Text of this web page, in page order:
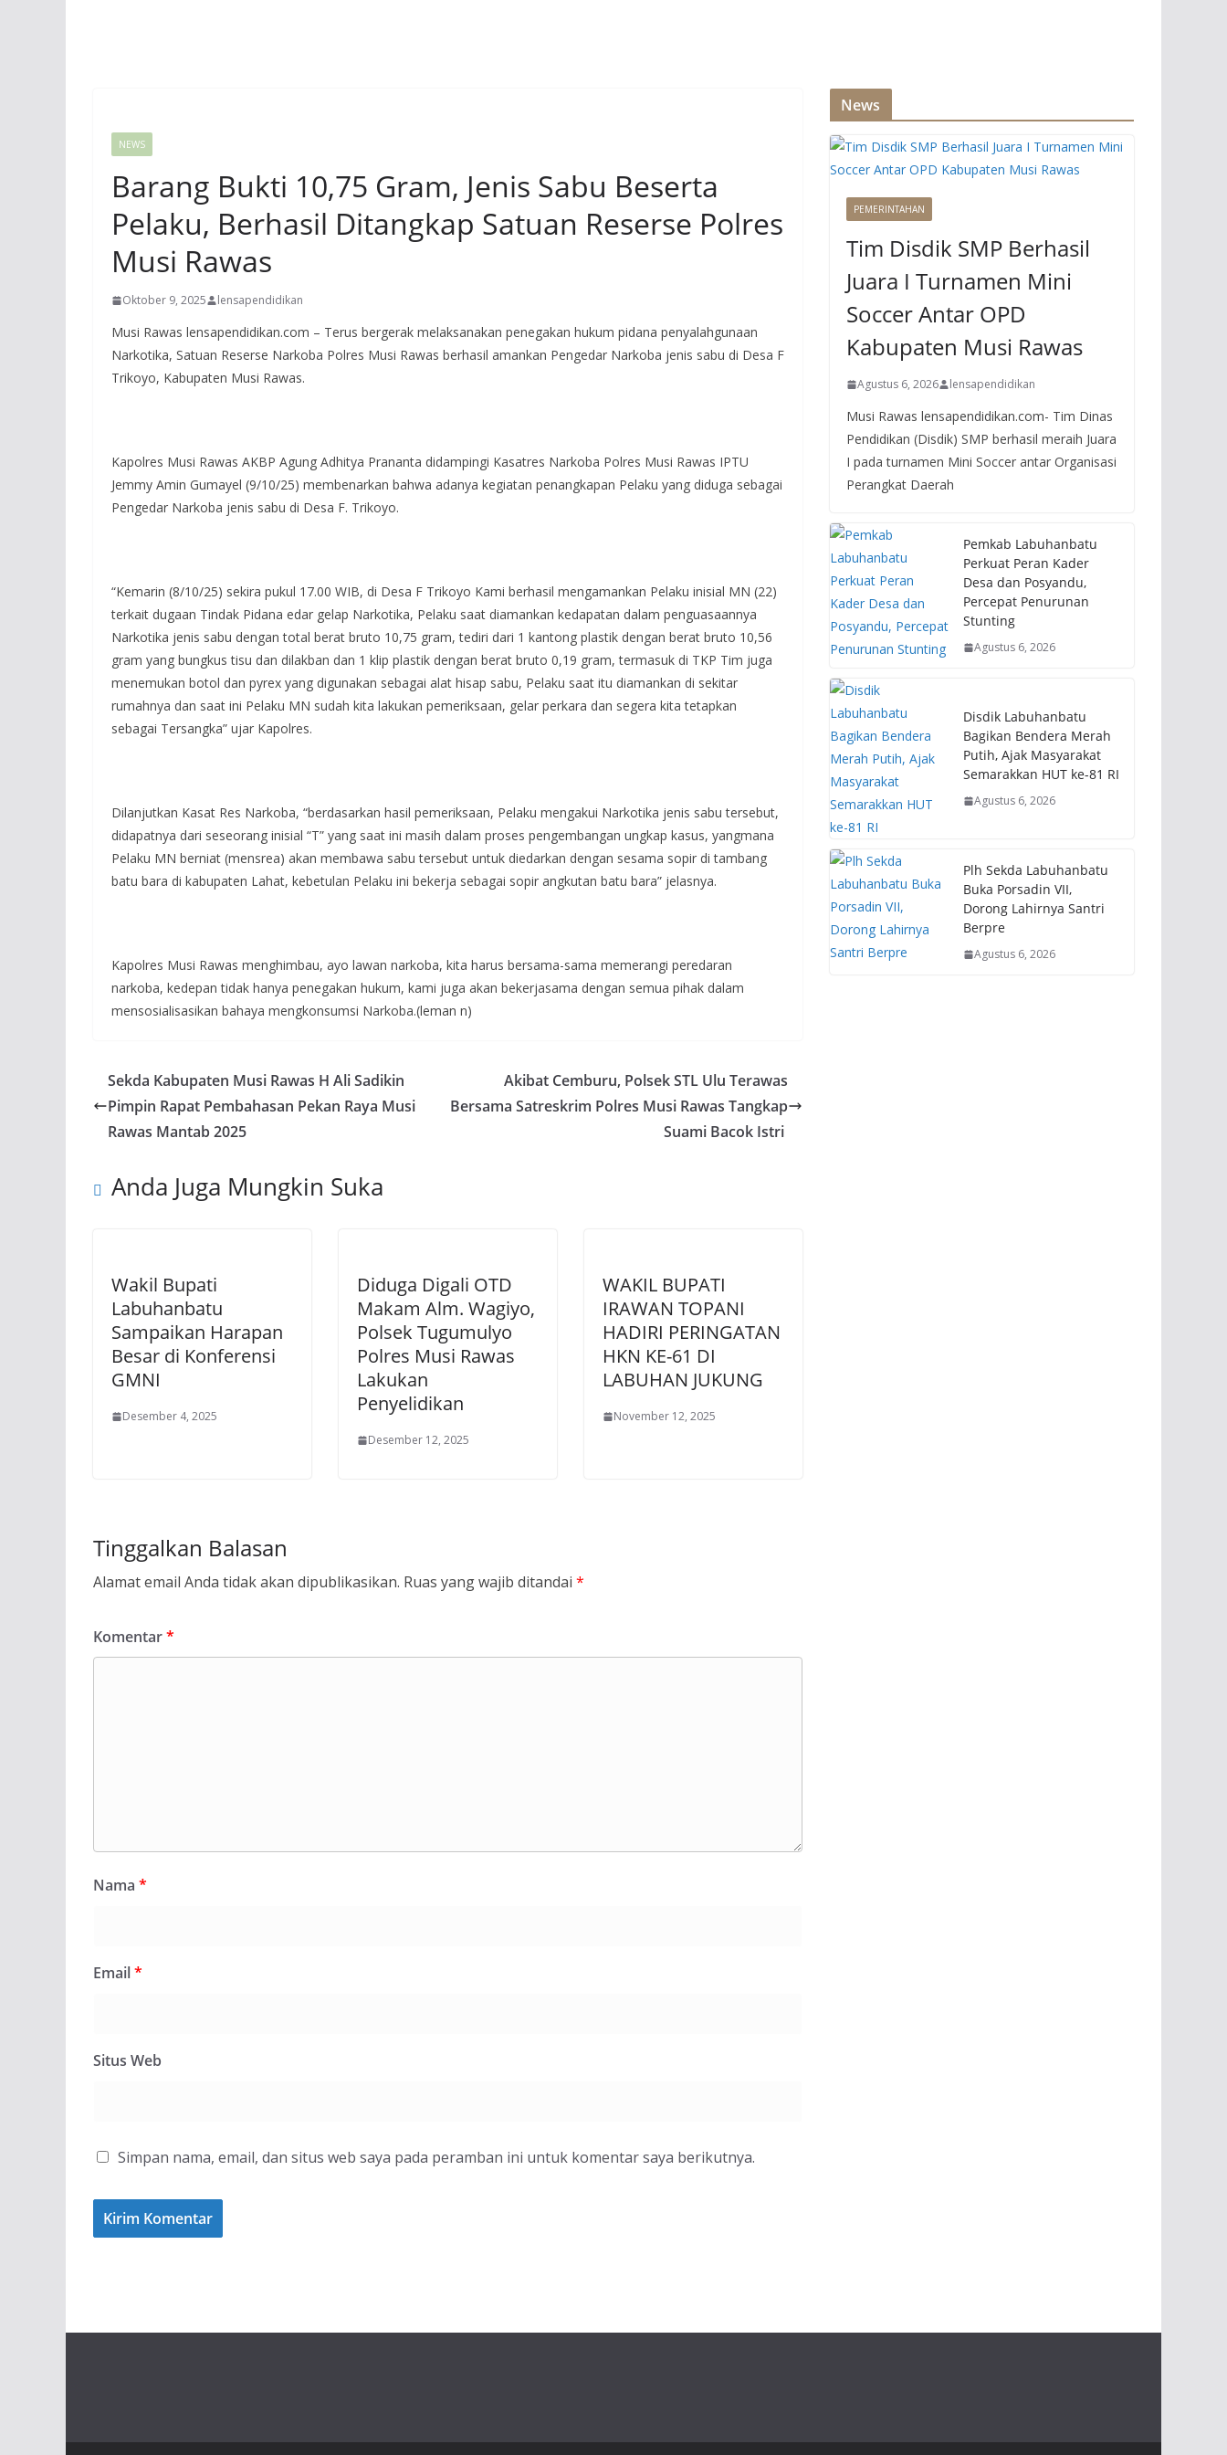
NEWS
Barang Bukti 10,75 Gram, Jenis Sabu Beserta
Pelaku, Berhasil Ditangkap Satuan Reserse Polres
Musi Rawas
Oktober 9, 2025 lensapendidikan
Musi Rawas lensapendidikan.com – Terus bergerak melaksanakan penegakan hukum pidana penyalahgunaan
Narkotika, Satuan Reserse Narkoba Polres Musi Rawas berhasil amankan Pengedar Narkoba jenis sabu di Desa F
Trikoyo, Kabupaten Musi Rawas.
Kapolres Musi Rawas AKBP Agung Adhitya Prananta didampingi Kasatres Narkoba Polres Musi Rawas IPTU
Jemmy Amin Gumayel (9/10/25) membenarkan bahwa adanya kegiatan penangkapan Pelaku yang diduga sebagai
Pengedar Narkoba jenis sabu di Desa F. Trikoyo.
“Kemarin (8/10/25) sekira pukul 17.00 WIB, di Desa F Trikoyo Kami berhasil mengamankan Pelaku inisial MN (22)
terkait dugaan Tindak Pidana edar gelap Narkotika, Pelaku saat diamankan kedapatan dalam penguasaannya
Narkotika jenis sabu dengan total berat bruto 10,75 gram, tediri dari 1 kantong plastik dengan berat bruto 10,56
gram yang bungkus tisu dan dilakban dan 1 klip plastik dengan berat bruto 0,19 gram, termasuk di TKP Tim juga
menemukan botol dan pyrex yang digunakan sebagai alat hisap sabu, Pelaku saat itu diamankan di sekitar
rumahnya dan saat ini Pelaku MN sudah kita lakukan pemeriksaan, gelar perkara dan segera kita tetapkan
sebagai Tersangka” ujar Kapolres.
Dilanjutkan Kasat Res Narkoba, “berdasarkan hasil pemeriksaan, Pelaku mengakui Narkotika jenis sabu tersebut,
didapatnya dari seseorang inisial “T” yang saat ini masih dalam proses pengembangan ungkap kasus, yangmana
Pelaku MN berniat (mensrea) akan membawa sabu tersebut untuk diedarkan dengan sesama sopir di tambang
batu bara di kabupaten Lahat, kebetulan Pelaku ini bekerja sebagai sopir angkutan batu bara” jelasnya.
Kapolres Musi Rawas menghimbau, ayo lawan narkoba, kita harus bersama-sama memerangi peredaran
narkoba, kedepan tidak hanya penegakan hukum, kami juga akan bekerjasama dengan semua pihak dalam
mensosialisasikan bahaya mengkonsumsi Narkoba.(leman n)
Sekda Kabupaten Musi Rawas H Ali Sadikin
Pimpin Rapat Pembahasan Pekan Raya Musi
Rawas Mantab 2025
Akibat Cemburu, Polsek STL Ulu Terawas
Bersama Satreskrim Polres Musi Rawas Tangkap
Suami Bacok Istri
Anda Juga Mungkin Suka
Wakil Bupati
Labuhanbatu
Sampaikan Harapan
Besar di Konferensi
GMNI
Desember 4, 2025
Diduga Digali OTD
Makam Alm. Wagiyo,
Polsek Tugumulyo
Polres Musi Rawas
Lakukan
Penyelidikan
Desember 12, 2025
WAKIL BUPATI
IRAWAN TOPANI
HADIRI PERINGATAN
HKN KE-61 DI
LABUHAN JUKUNG
November 12, 2025
Tinggalkan Balasan
Alamat email Anda tidak akan dipublikasikan. Ruas yang wajib ditandai *
Komentar*
Nama *
Email*
Situs Web
Simpan nama, email, dan situs web saya pada peramban ini untuk komentar saya berikutnya.
News
PEMERINTAHAN
Tim Disdik SMP Berhasil
Juara I Turnamen Mini
Soccer Antar OPD
Kabupaten Musi Rawas
Agustus 6, 2026 lensapendidikan
Musi Rawas lensapendidikan.com- Tim Dinas
Pendidikan (Disdik) SMP berhasil meraih Juara
I pada turnamen Mini Soccer antar Organisasi
Perangkat Daerah
Pemkab Labuhanbatu
Perkuat Peran Kader
Desa dan Posyandu,
Percepat Penurunan
Stunting
Agustus 6, 2026
Disdik Labuhanbatu
Bagikan Bendera Merah
Putih, Ajak Masyarakat
Semarakkan HUT ke-81 RI
Agustus 6, 2026
Plh Sekda Labuhanbatu
Buka Porsadin VII,
Dorong Lahirnya Santri
Berpre
Agustus 6, 2026